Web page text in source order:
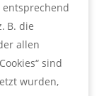
entsprechend
B. die
allen
sind
wurden,